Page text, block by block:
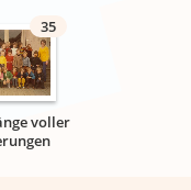
35
voller